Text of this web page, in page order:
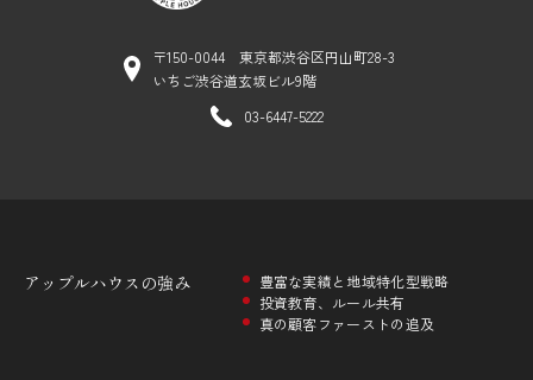
〒150-0044 東京都渋谷区円山町28-3
いちご渋谷道玄坂ビル9階
03-6447-5222
アップルハウスの強み
豊富な実績と地域特化型戦略
投資教育、ルール共有
真の顧客ファーストの追及